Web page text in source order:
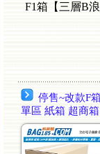
F1箱【三層B
停售~改款F
單區 紙箱 超商